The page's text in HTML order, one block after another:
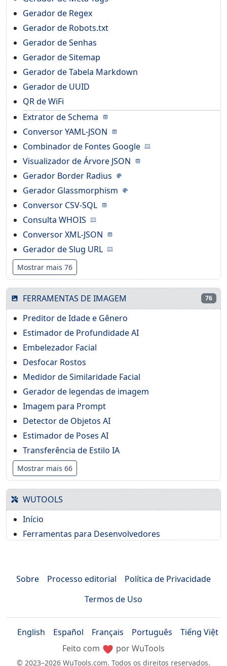
Gerador de Regex
Gerador de Robots.txt
Gerador de Senhas
Gerador de Sitemap
Gerador de Tabela Markdown
Gerador de UUID
QR de WiFi
Extrator de Schema
Conversor YAML-JSON
Combinador de Fontes Google
Visualizador de Árvore JSON
Gerador Border Radius
Gerador Glassmorphism
Conversor CSV-SQL
Consulta WHOIS
Conversor XML-JSON
Gerador de Slug URL
Mostrar mais 76
FERRAMENTAS DE IMAGEM 76
Preditor de Idade e Gênero
Estimador de Profundidade AI
Embelezador Facial
Desfocar Rostos
Medidor de Similaridade Facial
Gerador de legendas de imagem
Imagem para Prompt
Detector de Objetos AI
Estimador de Poses AI
Transferência de Estilo IA
Mostrar mais 66
WUTOOLS
Início
Ferramentas para Desenvolvedores
Sobre Processo editorial
Política de Privacidade
Termos de Uso
English Español Français Português
Tiếng Việt
Feito com
por WuTools
© 2023–2026 WuTools.com. Todos os direitos reservados.